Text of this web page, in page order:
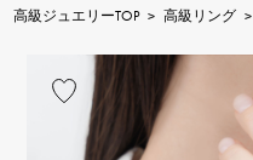
OMEGA
A.LANGE & SOHNE
ランゲ＆ゾーネ
PATEK PHILIPPE
パテック・フィリップ
REGALIA
YOBIKO
ヨビコ
ケリー
ガーデンパーティー
財布
高級ジュエリーTOP > 高級リング >